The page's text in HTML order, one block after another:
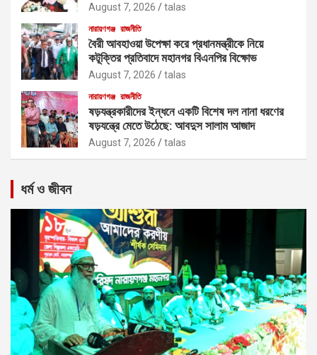
August 7, 2026 talas
নারায়ণগঞ্জ রাজনীতি
বৈরী আবহাওয়া উপেক্ষা করে প্রধানমন্ত্রীকে নিয়ে
কটূক্তির প্রতিবাদে মহানগর বিএনপির বিক্ষোভ
August 7, 2026 talas
নারায়ণগঞ্জ রাজনীতি
ষড়যন্ত্রকারীদের ইন্ধনে একটি বিশেষ দল নানা ধরণের
ষড়যন্ত্রে মেতে উঠেছে: আবদুস সালাম আজাদ
August 7, 2026 talas
ধর্ম ও জীবন